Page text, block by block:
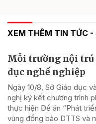
XEM THÊM TIN TỨC -
Mỗi trường nội trú
dục nghề nghiệp
Ngày 10/8, Sở Giáo dục
nghị ký kết chương trình
thực hiện Đề án “Phát
vùng đồng bào DTTS và